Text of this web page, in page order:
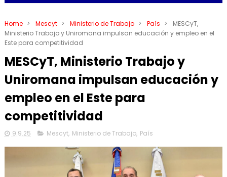
Home > Mescyt > Ministerio de Trabajo > País >
MESCyT,
Ministerio Trabajo y Uniromana impulsan educación y empleo en el
Este para competitividad
MESCyT, Ministerio Trabajo y
Uniromana impulsan educación y
empleo en el Este para
competitividad
9.9.25 Mescyt, Ministerio de Trabajo, País